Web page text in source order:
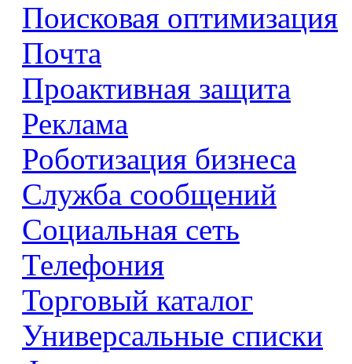
Поисковая оптимизация
Почта
Проактивная защита
Реклама
Роботизация бизнеса
Служба сообщений
Социальная сеть
Телефония
Торговый каталог
Универсальные списки